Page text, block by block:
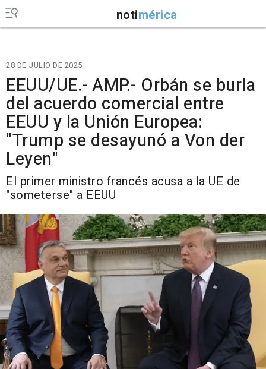
notimérica
28 DE JULIO DE 2025
EEUU/UE.- AMP.- Orbán se burla
del acuerdo comercial entre
EEUU y la Unión Europea:
"Trump se desayunó a Von der
Leyen"
El primer ministro francés acusa a la UE de
"someterse" a EEUU